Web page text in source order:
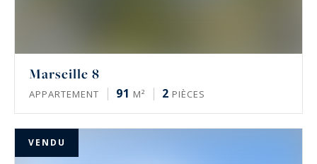
Marseille 8
APPARTEMENT 91 M² 2 PIÈCES
VENDU